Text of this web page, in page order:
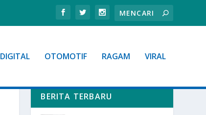
DIGITAL OTOMOTIF RAGAM VIRAL
BERITA TERBARU